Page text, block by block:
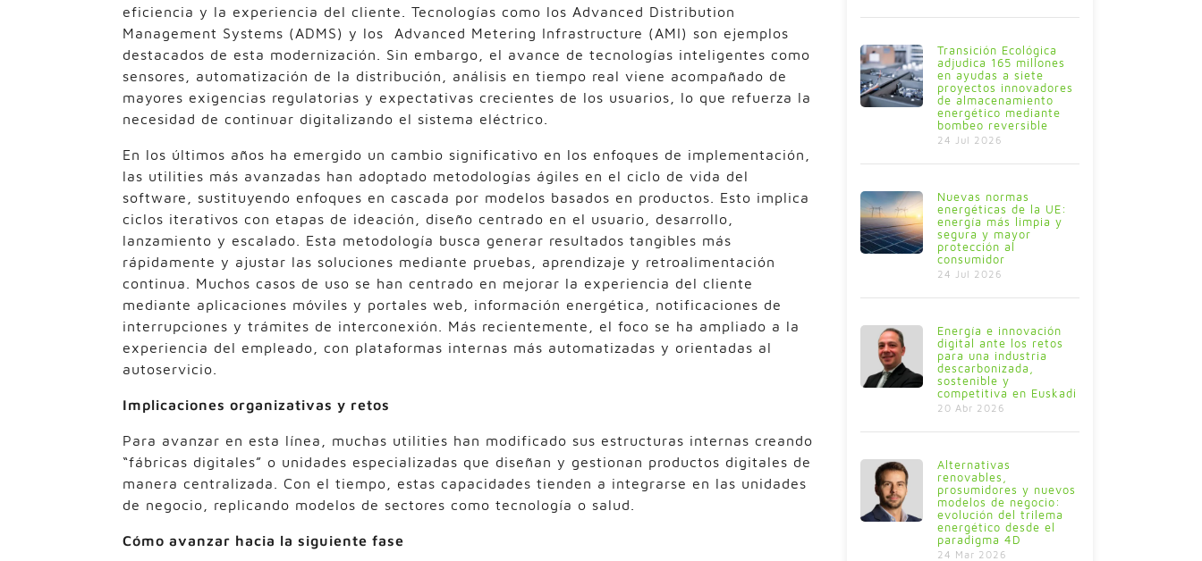
eficiencia y la experiencia del cliente. Tecnologías como los Advanced Distribution
Management Systems (ADMS) y los Advanced Metering Infrastructure (AMI) son ejemplos
destacados de esta modernización. Sin embargo, el avance de tecnologías inteligentes como
sensores, automatización de la distribución, análisis en tiempo real viene acompañado de
mayores exigencias regulatorias y expectativas crecientes de los usuarios, lo que refuerza la
necesidad de continuar digitalizando el sistema eléctrico.
En los últimos años ha emergido un cambio significativo en los enfoques de implementación,
las utilities más avanzadas han adoptado metodologías ágiles en el ciclo de vida del
software, sustituyendo enfoques en cascada por modelos basados en productos. Esto implica
ciclos iterativos con etapas de ideación, diseño centrado en el usuario, desarrollo,
lanzamiento y escalado. Esta metodología busca generar resultados tangibles más
rápidamente y ajustar las soluciones mediante pruebas, aprendizaje y retroalimentación
continua. Muchos casos de uso se han centrado en mejorar la experiencia del cliente
mediante aplicaciones móviles y portales web, información energética, notificaciones de
interrupciones y trámites de interconexión. Más recientemente, el foco se ha ampliado a la
experiencia del empleado, con plataformas internas más automatizadas y orientadas al
autoservicio.
Implicaciones organizativas y retos
Para avanzar en esta línea, muchas utilities han modificado sus estructuras internas creando
“fábricas digitales” o unidades especializadas que diseñan y gestionan productos digitales de
manera centralizada. Con el tiempo, estas capacidades tienden a integrarse en las unidades
de negocio, replicando modelos de sectores como tecnología o salud.
Cómo avanzar hacia la siguiente fase
Transición Ecológica
adjudica 165 millones
en ayudas a siete
proyectos innovadores
de almacenamiento
energético mediante
bombeo reversible
24 Jul 2026
Nuevas normas
energéticas de la UE:
energía más limpia y
segura y mayor
protección al
consumidor
24 Jul 2026
Energía e innovación
digital ante los retos
para una industria
descarbonizada,
sostenible y
competitiva en Euskadi
20 Abr 2026
Alternativas
renovables,
prosumidores y nuevos
modelos de negocio:
evolución del trilema
energético desde el
paradigma 4D
24 Mar 2026